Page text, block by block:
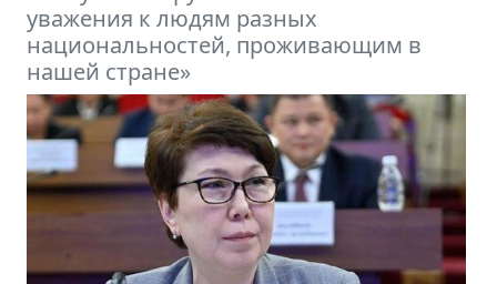
к людям разных
проживающим в
эгидой